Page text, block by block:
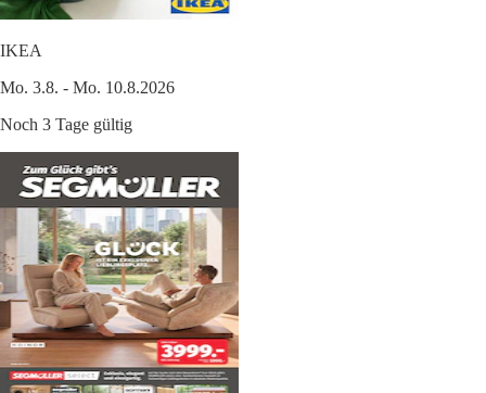
IKEA
Mo. 3.8. - Mo. 10.8.2026
Noch 3 Tage gültig